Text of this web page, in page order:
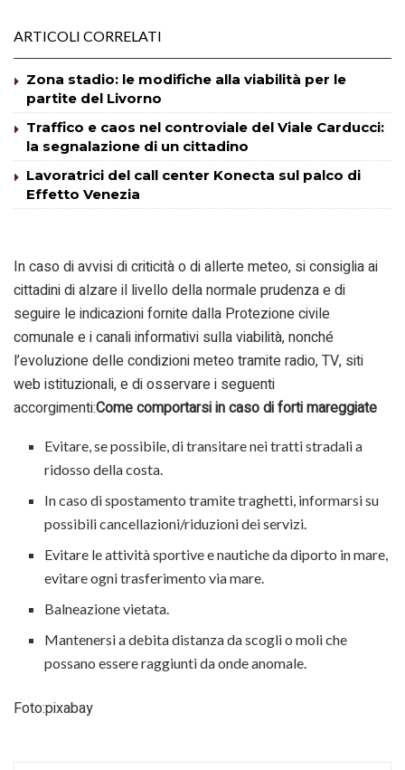
ARTICOLI CORRELATI
Zona stadio: le modifiche alla viabilità per le
partite del Livorno
Traffico e caos nel controviale del Viale Carducci:
la segnalazione di un cittadino
Lavoratrici del call center Konecta sul palco di
Effetto Venezia
In caso di avvisi di criticità o di allerte meteo, si consiglia ai
cittadini di alzare il livello della normale prudenza e di
seguire le indicazioni fornite dalla Protezione civile
comunale e i canali informativi sulla viabilità, nonché
l’evoluzione delle condizioni meteo tramite radio, TV, siti
web istituzionali, e di osservare i seguenti
accorgimenti:Come comportarsi in caso di forti mareggiate
Evitare, se possibile, di transitare nei tratti stradali a
ridosso della costa.
In caso di spostamento tramite traghetti, informarsi su
possibili cancellazioni/riduzioni dei servizi.
Evitare le attività sportive e nautiche da diporto in mare,
evitare ogni trasferimento via mare.
Balneazione vietata.
Mantenersi a debita distanza da scogli o moli che
possano essere raggiunti da onde anomale.
Foto:pixabay